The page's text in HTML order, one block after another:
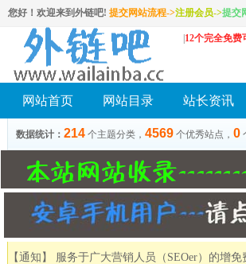
您好！欢迎来到外链吧! 提交网站流程->注册会员->提交
12个完全免费
网站首页 网站目录 站长资讯
数据统计： 214 个主题分类， 4569 个优秀站点， 0
【通知】 服务于广大营销人员（SEOer）的增